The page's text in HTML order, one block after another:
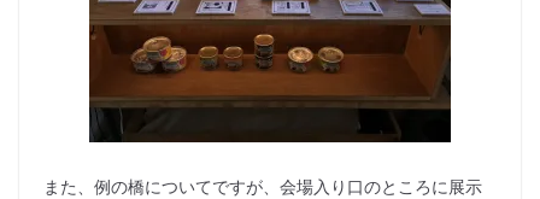
また、例の橋についてですが、会場入り口のところに展示